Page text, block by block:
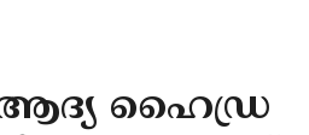
ആദ്യ ഹൈഡ്ര